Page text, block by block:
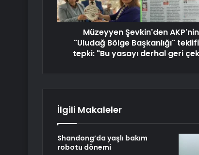
Müzeyyen Şevkin'den AKP'nin
"Uludağ Bölge Başkanlığı"
tepki: "Bu yasayı derhal geri
İlgili Makaleler
Shandong’da yaşlı bakım
robotu dönemi